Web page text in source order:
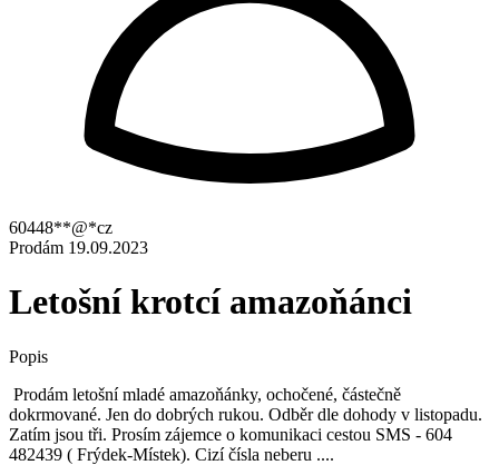
60448**@*cz
Prodám 19.09.2023
Letošní krotcí amazoňánci
Popis
Prodám letošní mladé amazoňánky, ochočené, částečně
dokrmované. Jen do dobrých rukou. Odběr dle dohody v listopadu.
Zatím jsou tři. Prosím zájemce o komunikaci cestou SMS - 604
482439 ( Frýdek-Místek). Cizí čísla neberu ....